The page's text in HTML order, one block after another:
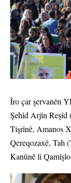
Îro çar şervanên
Şehîd Arjîn Reşîd
Tişrînê, Amanos
Qereqozaxê, Tah
Kanûnê li